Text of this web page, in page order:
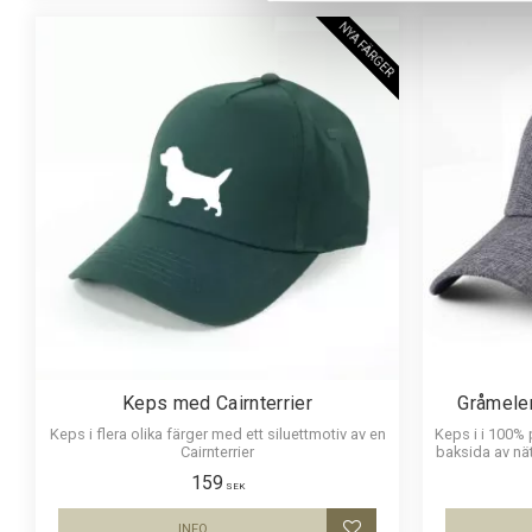
Keps med Cairnterrier
Keps i flera olika färger med ett siluettmotiv av en
Cairnterrier
159 SEK
NYA FÄRGER
Keps i i
baksida av